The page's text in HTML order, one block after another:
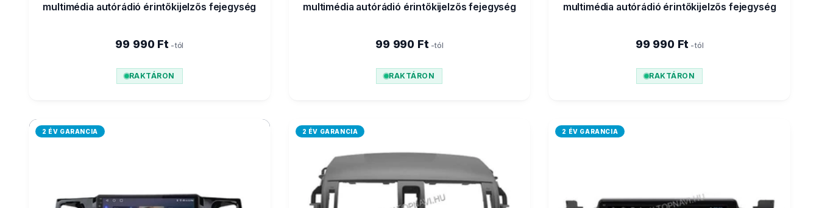
multimédia autórádió érintőkijelzős fejegység
99 990 Ft -tól
RAKTÁRON
multimédia autórádió érintőkijelzős fejegység
99 990 Ft -tól
RAKTÁRON
multimédia autórádió érintőkijelzős fejegység
99 990 Ft -tól
RAKTÁRON
2 ÉV GARANCIA 2 ÉV GARANCIA 2 ÉV GARANCIA